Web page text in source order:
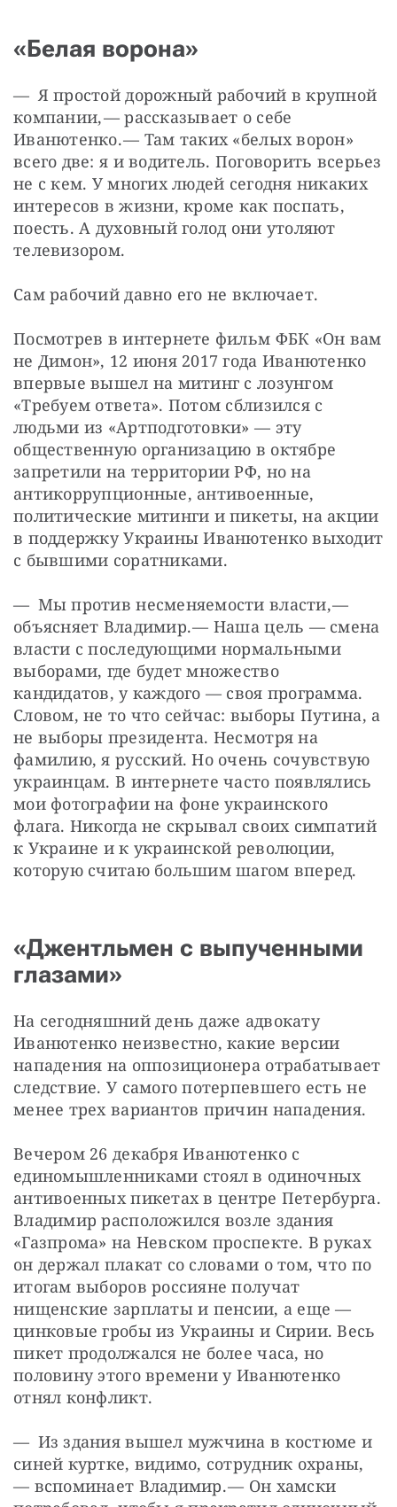
«Белая ворона»
— Я простой дорожный рабочий в крупной
компании, — ​рассказывает о себе
Иванютенко. — ​Там таких «белых ворон»
всего две: я и водитель. Поговорить всерьез
не с кем. У многих людей сегодня никаких
интересов в жизни, кроме как поспать,
поесть. А духовный голод они утоляют
телевизором.
Сам рабочий давно его не включает.
Посмотрев в интернете фильм ФБК «Он вам
не Димон», 12 июня 2017 года Иванютенко
впервые вышел на митинг с лозунгом
«Требуем ответа». Потом сблизился с
людьми из «Артподготовки» — ​эту
общественную организацию в октябре
запретили на территории РФ, но на
антикоррупционные, антивоенные,
политические митинги и пикеты, на акции
в поддержку Украины Иванютенко выходит
с бывшими соратниками.
— Мы против несменяемости власти, — ​
объясняет Владимир. — ​Наша цель — ​смена
власти с последующими нормальными
выборами, где будет множество
кандидатов, у каждого — ​своя программа.
Словом, не то что сейчас: выборы Путина, а
не выборы президента. Несмотря на
фамилию, я русский. Но очень сочувствую
украинцам. В интернете часто появлялись
мои фотографии на фоне украинского
флага. Никогда не скрывал своих симпатий
к Украине и к украинской революции,
которую считаю большим шагом вперед.
«Джентльмен с выпученными
глазами»
На сегодняшний день даже адвокату
Иванютенко неизвестно, какие версии
нападения на оппозиционера отрабатывает
следствие. У самого потерпевшего есть не
менее трех вариантов причин нападения.
Вечером 26 декабря Иванютенко с
единомышленниками стоял в одиночных
антивоенных пикетах в центре Петербурга.
Владимир расположился возле здания
«Газпрома» на Невском проспекте. В руках
он держал плакат со словами о том, что по
итогам выборов россияне получат
нищенские зарплаты и пенсии, а еще — ​
цинковые гробы из Украины и Сирии. Весь
пикет продолжался не более часа, но
половину этого времени у Иванютенко
отнял конфликт.
— Из здания вышел мужчина в костюме и
синей куртке, видимо, сотрудник охраны,
— ​вспоминает Владимир. — ​Он хамски